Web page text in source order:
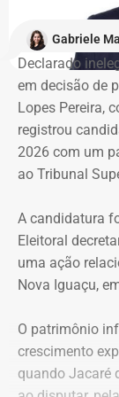
“Nós já
ocupação é
que atenda as
que eu entrei
mesmo é um
valer um direito
A Central de
(CMPRJ)
que as famílias
organização e
“Sabemos que
movimento
subutilizado,
Gabriele
Declarado
em decisão de
Lopes Pereira,
registrou
2026 com um
ao Tribunal
A candidatura
Eleitoral
uma ação
Nova Iguaçu,
O patrimônio
crescimento
quando Jacaré